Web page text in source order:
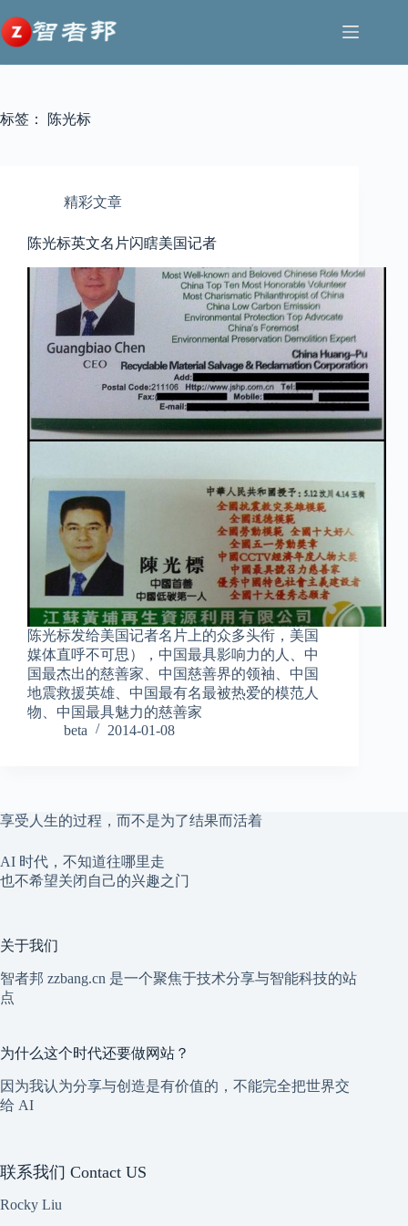
至
内
容
标签： 陈光标
精彩文章
陈光标英文名片闪瞎美国记者
陈光标发给美国记者名片上的众多头衔，美国
媒体直呼不可思），中国最具影响力的人、中
国最杰出的慈善家、中国慈善界的领袖、中国
地震救援英雄、中国最有名最被热爱的模范人
物、中国最具魅力的慈善家
beta
2014-01-08
享受人生的过程，而不是为了结果而活着
AI 时代，不知道往哪里走
也不希望关闭自己的兴趣之门
关于我们
智者邦 zzbang.cn 是一个聚焦于技术分享与智能科技的站
点
为什么这个时代还要做网站？
因为我认为分享与创造是有价值的，不能完全把世界交
给 AI
联系我们 Contact US
Rocky Liu